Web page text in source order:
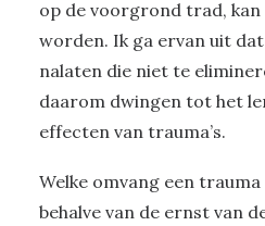
op de voorgrond trad,
worden. Ik ga ervan uit
nalaten die niet te
daarom dwingen tot het
effecten van trauma’s.
Welke omvang een
behalve van de ernst van